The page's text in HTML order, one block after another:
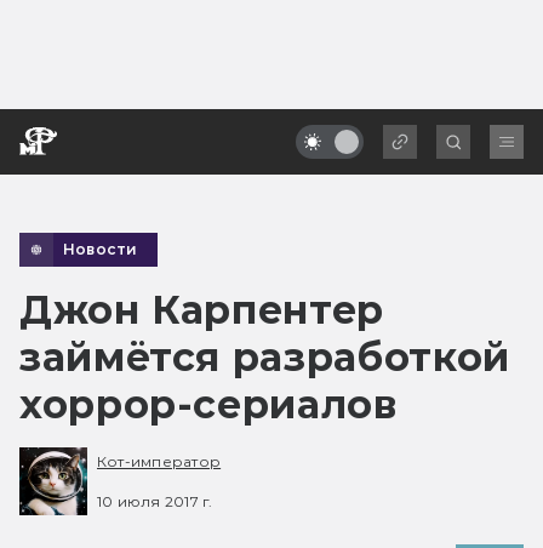
Новости
Джон Карпентер
займётся разработкой
хоррор-сериалов
Кот-император
10 июля 2017 г.